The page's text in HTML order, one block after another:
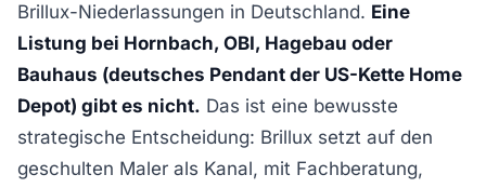
Brillux-Niederlassungen in Deutschland. Eine
Listung bei Hornbach, OBI, Hagebau oder
Bauhaus (deutsches Pendant der US-Kette Home
Depot) gibt es nicht. Das ist eine bewusste
strategische Entscheidung: Brillux setzt auf den
geschulten Maler als Kanal, mit Fachberatung,